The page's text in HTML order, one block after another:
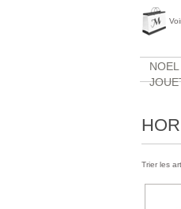
NOEL
Trier les